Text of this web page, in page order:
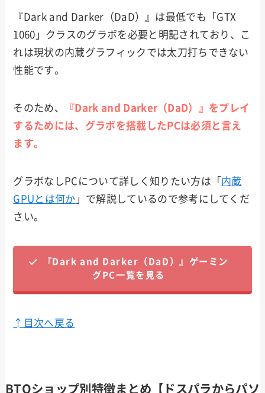
『Dark and Darker（DaD）』は最低でも「GTX
1060」クラスのグラボを必要と明記されており、こ
れは現状の内蔵グラフィックでは太刀打ちできない
性能です。
そのため、
『Dark and Darker（DaD）』をプレイ
するためには、グラボを搭載したPCは必須と言え
ます。
グラボなしPCについて詳しく知りたい方は「 内蔵
GPUとは何か 」で解説しているので参考にしてくだ
さい。
『Dark and Darker（DaD）』ゲーミン
グPC一覧を見る
↑目次へ戻る
BTOショップ別特徴まとめ【ドスパラからパソ